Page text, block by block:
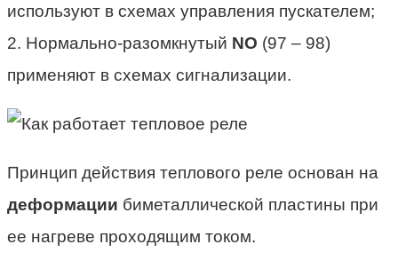
используют в схемах управления пускателем;
2. Нормально-разомкнутый NO (97 – 98)
применяют в схемах сигнализации.
Принцип действия теплового реле основан на
деформации биметаллической пластины при
ее нагреве проходящим током.